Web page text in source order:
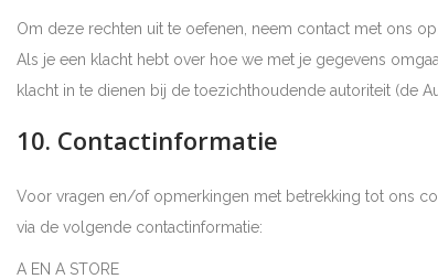
Om deze rechten uit te oefenen, neem contact met ons
Als je een klacht hebt over hoe we met je gegevens
klacht in te dienen bij de toezichthoudende autoriteit (de
10. Contactinformatie
Voor vragen en/of opmerkingen met betrekking tot ons
via de volgende contactinformatie:
A EN A STORE